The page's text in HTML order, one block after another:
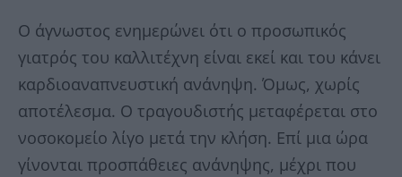
Ο άγνωστος ενημερώνει ότι ο προσωπικός
γιατρός του καλλιτέχνη είναι εκεί και του κάνει
καρδιοαναπνευστική ανάνηψη. Όμως, χωρίς
αποτέλεσμα. Ο τραγουδιστής μεταφέρεται στο
νοσοκομείο λίγο μετά την κλήση. Επί μια ώρα
γίνονται προσπάθειες ανάνηψης, μέχρι που